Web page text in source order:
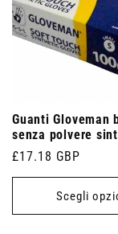
Guanti Gloveman
senza polvere
Prezzo
di
£17.18 GBP
Scegli